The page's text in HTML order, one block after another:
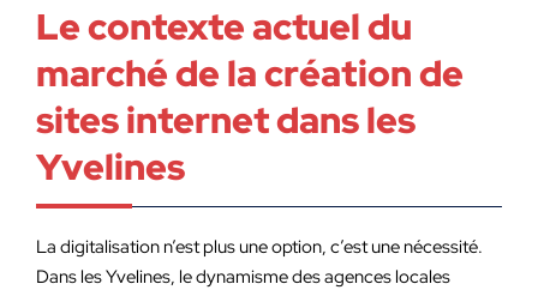
Le contexte actuel du
marché de la création de
sites internet dans les
Yvelines
La digitalisation n’est plus une option, c’est une nécessité.
Dans les Yvelines, le dynamisme des agences locales